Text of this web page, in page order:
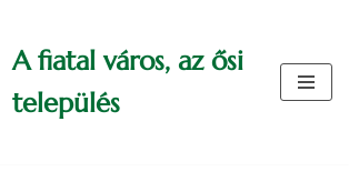
A fiatal város, az ősi
település